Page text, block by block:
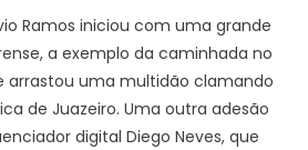
Ramos iniciou com uma grande
a exemplo da caminhada no
arrastou uma multidão clamando
de Juazeiro. Uma outra adesão
digital Diego Neves, que